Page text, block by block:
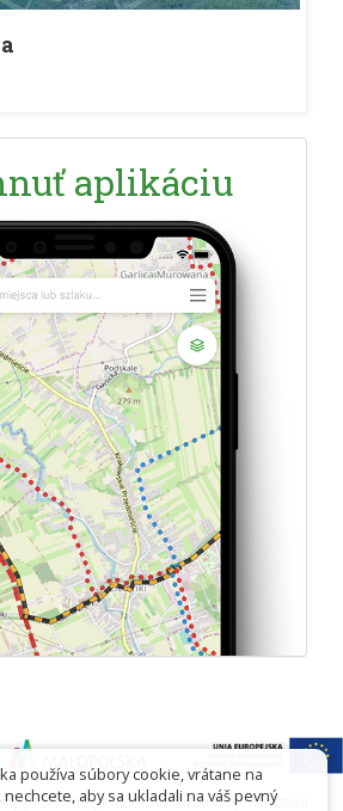
aplikáciu
przez Urząd Marszałkowski Województwa
používa súbory cookie, vrátane na
aby sa ukladali na váš pevný